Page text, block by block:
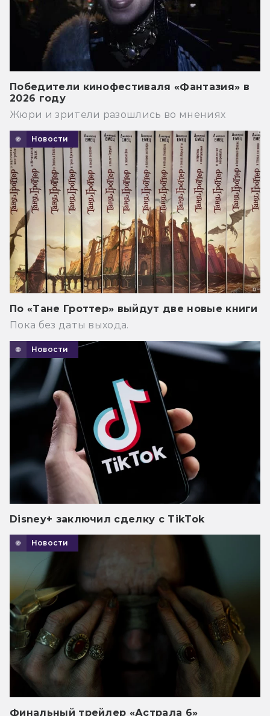
Победители кинофестиваля «Фантазия» в
2026 году
Жюри и зрители разошлись во мнениях
Новости
По «Тане Гроттер» выйдут две новые книги
Пока без даты выхода.
Новости
Disney+ заключил сделку с TikTok
Новости
Финальный трейлер «Астрала 6»